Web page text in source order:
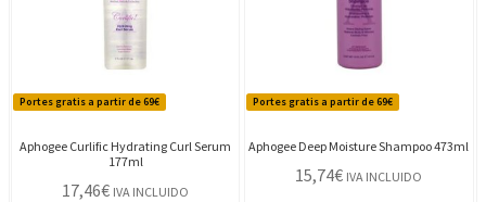
Portes gratis a partir de 69€
Aphogee Curlific Hydrating Curl Serum
177ml
17,46€ IVA INCLUIDO
Portes gratis a partir de 69€
Aphogee Deep Moisture Shampoo 473ml
15,74€ IVA INCLUIDO